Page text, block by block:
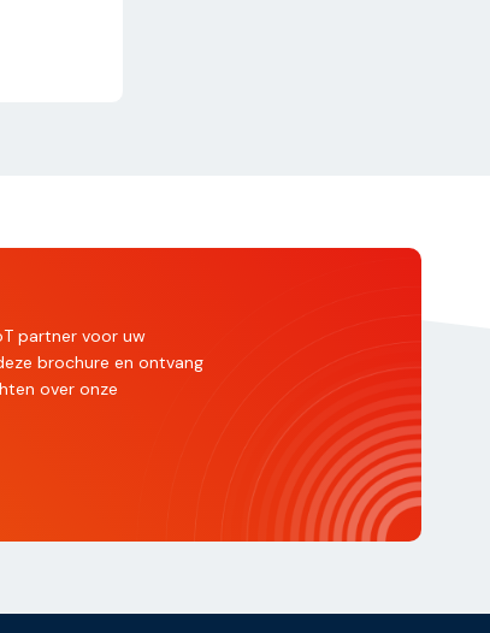
partner voor uw
brochure en ontvang
over onze